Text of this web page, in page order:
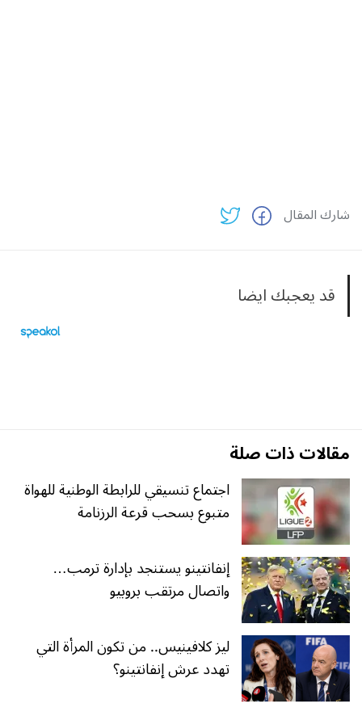
شارك المقال
قد يعجبك ايضا
مقالات ذات صلة
اجتماع تنسيقي للرابطة الوطنية للهواة
متبوع بسحب قرعة الرزنامة
إنفانتينو يستنجد بإدارة ترمب…
واتصال مرتقب بروبيو
ليز كلافينيس.. من تكون المرأة التي
تهدد عرش إنفانتينو؟